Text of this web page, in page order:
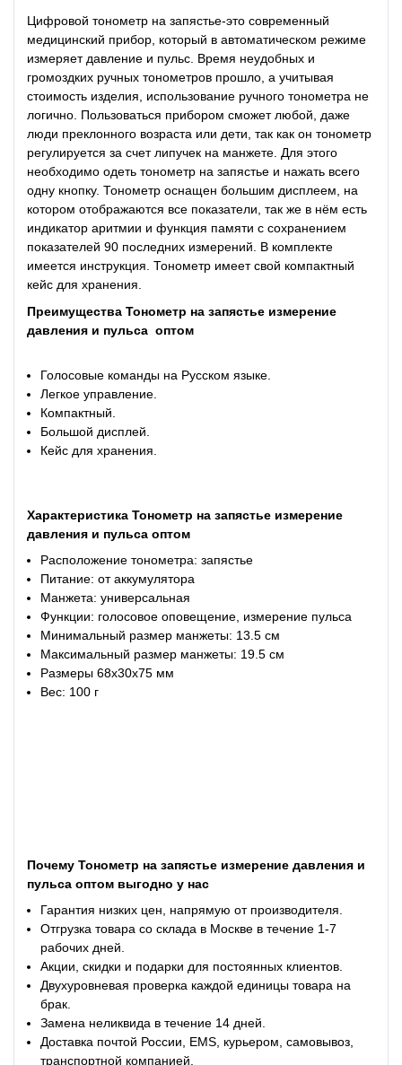
Цифровой тонометр на запястье-это современный
медицинский прибор, который в автоматическом режиме
измеряет давление и пульс. Время неудобных и
громоздких ручных тонометров прошло, а учитывая
стоимость изделия, использование ручного тонометра не
логично. Пользоваться прибором сможет любой, даже
люди преклонного возраста или дети, так как он тонометр
регулируется за счет липучек на манжете. Для этого
необходимо одеть тонометр на запястье и нажать всего
одну кнопку. Тонометр оснащен большим дисплеем, на
котором отображаются все показатели, так же в нём есть
индикатор аритмии и функция памяти с сохранением
показателей 90 последних измерений. В комплекте
имеется инструкция. Тонометр имеет свой компактный
кейс для хранения.
Преимущества Тонометр на запястье измерение
давления и пульса оптом
Голосовые команды на Русском языке.
Легкое управление.
Компактный.
Большой дисплей.
Кейс для хранения.
Характеристика Тонометр на запястье измерение
давления и пульса оптом
Расположение тонометра: запястье
Питание: от аккумулятора
Манжета: универсальная
Функции: голосовое оповещение, измерение пульса
Минимальный размер манжеты: 13.5 см
Максимальный размер манжеты: 19.5 см
Размеры 68x30x75 мм
Вес: 100 г
Почему Тонометр на запястье измерение давления и
пульса оптом выгодно у нас
Гарантия низких цен, напрямую от производителя.
Отгрузка товара со склада в Москве в течение 1-7
рабочих дней.
Акции, скидки и подарки для постоянных клиентов.
Двухуровневая проверка каждой единицы товара на
брак.
Замена неликвида в течение 14 дней.
Доставка почтой России, EMS, курьером, самовывоз,
транспортной компанией.